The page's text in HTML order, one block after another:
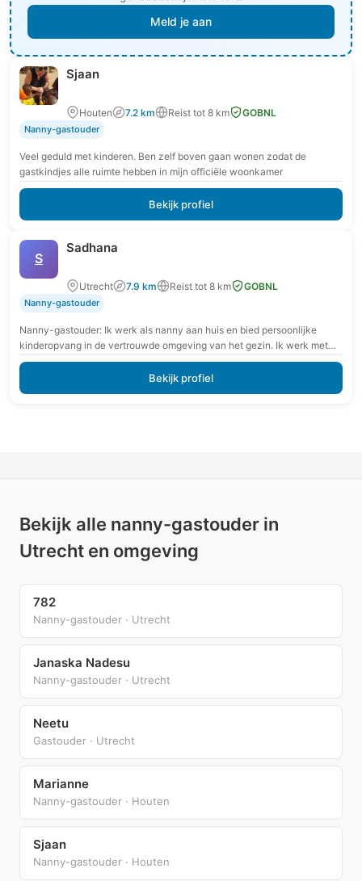
Meld je aan
Sjaan
Houten 7.2 km Reist tot 8 km GOBNL
Nanny-gastouder
Veel geduld met kinderen. Ben zelf boven gaan wonen zodat de
gastkindjes alle ruimte hebben in mijn officiële woonkamer
Bekijk profiel
S
Sadhana
Utrecht 7.9 km Reist tot 8 km GOBNL
Nanny-gastouder
Nanny-gastouder: Ik werk als nanny aan huis en bied persoonlijke
kinderopvang in de vertrouwde omgeving van het gezin. Ik werk met
extra aandacht voor rust,…
Bekijk profiel
Bekijk alle nanny-gastouder in
Utrecht en omgeving
782
Nanny-gastouder · Utrecht
Janaska Nadesu
Nanny-gastouder · Utrecht
Neetu
Gastouder · Utrecht
Marianne
Nanny-gastouder · Houten
Sjaan
Nanny-gastouder · Houten